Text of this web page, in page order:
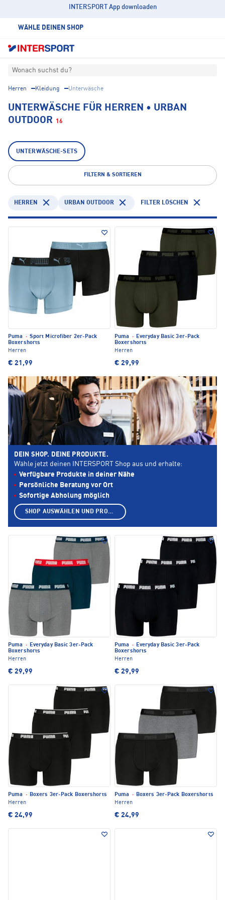
INTERSPORT App downloaden
WÄHLE DEINEN SHOP
Wonach suchst du?
Herren Kleidung Unterwäsche
UNTERWÄSCHE FÜR HERREN • URBAN
OUTDOOR 16
UNTERWÄSCHE-SETS
FILTERN & SORTIEREN
HERREN URBAN OUTDOOR FILTER LÖSCHEN
Puma · Sport Microfiber 2er-Pack
Boxershorts
Herren
€ 21,99
Puma ·
Everyday Basic 3er-Pack
Boxershorts
Herren
€ 29,99
Puma · Everyday Basic 3er-Pack
Boxershorts
Herren
€ 29,99
Puma · Everyday Basic 3er-Pack
Boxershorts
Herren
€ 29,99
Puma · Boxers 3er-Pack Boxershorts
Herren
€ 24,99
Puma · Boxers 3er-Pack Boxershorts
Herren
€ 24,99
DEIN SHOP. DEINE PRODUKTE.
Wähle jetzt deinen INTERSPORT Shop aus und erhalte:
Verfügbare Produkte in deiner Nähe
Persönliche Beratung vor Ort
Sofortige Abholung möglich
SHOP AUSWÄHLEN UND PRODUKTE ANZEIGEN